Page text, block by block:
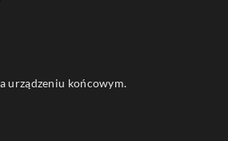
urządzeniu końcowym.